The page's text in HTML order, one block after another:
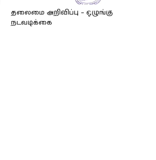
தலைமை அறிவிப்பு – ஒழுங்கு
நடவடிக்கை